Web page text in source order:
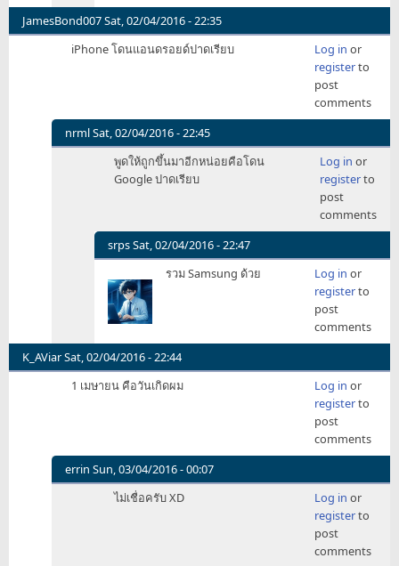
ว่า
by
Charin
พื้นที่
1gb
hotmail
JamesBond007Sat, 02/04/2016 - 22:35
iPhone โดนแอนดรอยด์ปาดเรียบ
Log in or
registerto
post
comments
nrmlSat, 02/04/2016 - 22:45
In
JamesBond007
พูดให้ถูกขึ้นมาอีกหน่อยคือโดน
Google ปาดเรียบ
Log in or
registerto
post
comments
srpsSat, 02/04/2016 - 22:47
In
reply
to
พูด
ถูก
ขึ้น
มา
โดน
by
nrml
รวม Samsung ด้วย Log in or
registerto
post
comments
K_AViarSat, 02/04/2016 - 22:44
1 เมษายน คือวันเกิดผม
Log in or
registerto
post
comments
errin Sun, 03/04/2016 - 00:07
In
ไม่เชื่อครับ XD Log in or
registerto
post
comments